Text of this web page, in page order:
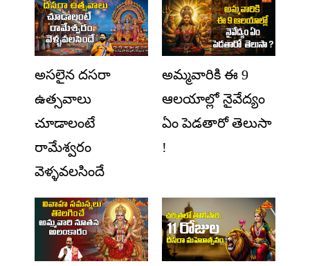
అసలైన దసరా
ఉత్సవాలు
చూడాలంటే
రామేశ్వరం
వెళ్ళవలసిందే
అమ్మవారికి ఈ 9
ఆలయాల్లో నైవేద్యం
ఏం పెడతారో తెలుసా
!